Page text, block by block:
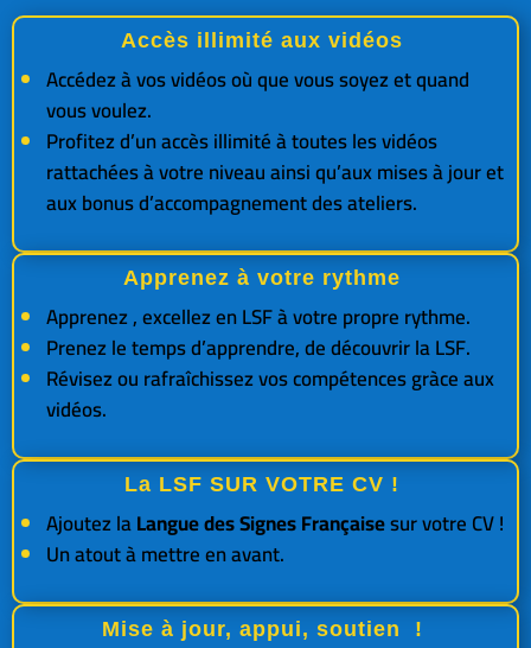
Accès illimité aux vidéos
Accédez à vos vidéos où que vous soyez et quand
vous voulez.
Profitez d’un accès illimité à toutes les vidéos
rattachées à votre niveau ainsi qu’aux mises à jour et
aux bonus d’accompagnement des ateliers.
Apprenez à votre rythme
Apprenez , excellez en LSF à votre propre rythme.
Prenez le temps d’apprendre, de découvrir la LSF.
Révisez ou rafraîchissez vos compétences gràce aux
vidéos.
La LSF SUR VOTRE CV !
Ajoutez laLangue des Signes Françaisesur votre CV !
Un atout à mettre en avant.
Mise à jour, appui, soutien !